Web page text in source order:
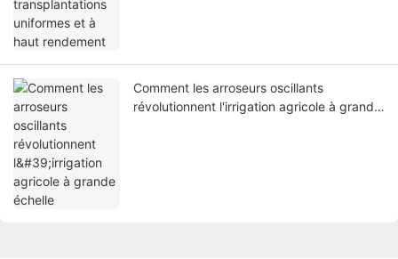
Comment les arroseurs oscillants
révolutionnent l'irrigation agricole à grande